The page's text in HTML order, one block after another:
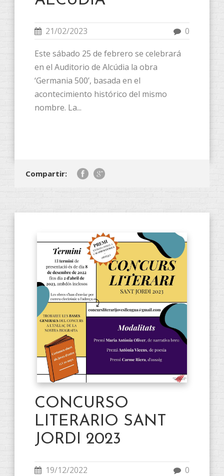
21/02/2023 0
Este sábado 25 de febrero se celebrará
en el Auditorio de Alcúdia la obra
‘Germania 500’, basada en el
acontecimiento histórico del mismo
nombre. La...
Compartir:
CONCURSO
LITERARIO SANT
JORDI 2023
19/12/2022 0